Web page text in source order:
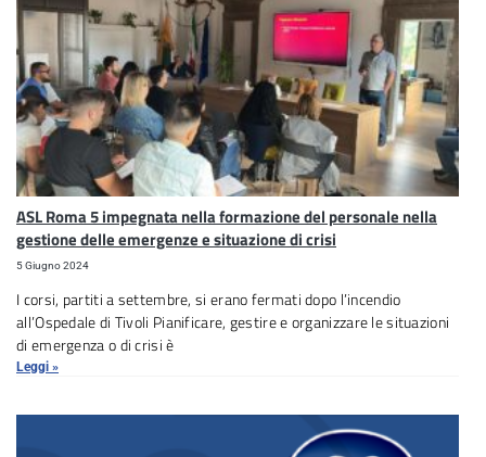
ASL Roma 5 impegnata nella formazione del personale nella
gestione delle emergenze e situazione di crisi
5 Giugno 2024
I corsi, partiti a settembre, si erano fermati dopo l’incendio
all’Ospedale di Tivoli Pianificare, gestire e organizzare le situazioni
di emergenza o di crisi è
Leggi »